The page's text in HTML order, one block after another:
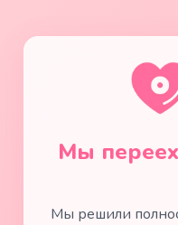
Мы
Мы решили